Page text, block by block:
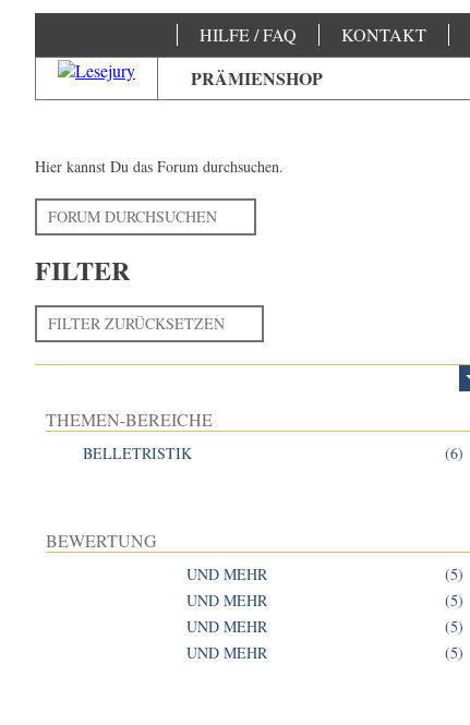
HILFE / FAQ KONTAKT
PRÄMIENSHOP
Hier kannst Du das Forum durchsuchen.
FORUM DURCHSUCHEN
FILTER
FILTER ZURÜCKSETZEN
THEMEN-BEREICHE
BELLETRISTIK (6)
BEWERTUNG
UND MEHR
(5)
UND MEHR
(5)
UND MEHR
(5)
UND MEHR
(5)